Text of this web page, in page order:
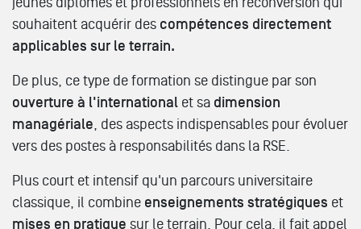
souhaitent acquérir des compétences directement
applicables sur le terrain.
De plus, ce type de formation se distingue par son
ouverture à l'international et sa dimension
managériale, des aspects indispensables pour évoluer
vers des postes à responsabilités dans la RSE.
Plus court et intensif qu'un parcours universitaire
classique, il combine enseignements stratégiques et
mises en pratique sur le terrain. Pour cela, il fait appel